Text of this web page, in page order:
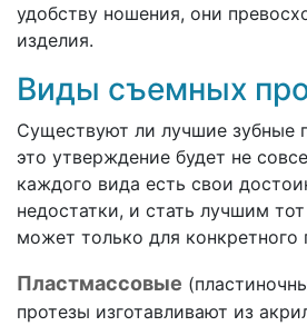
удобству ношения, они
изделия.
Виды съемных
Существуют ли лучшие зубные
это утверждение будет не
каждого вида есть свои
недостатки, и стать лучшим
может только для конкретного
Пластмассовые
протезы изготавливают из